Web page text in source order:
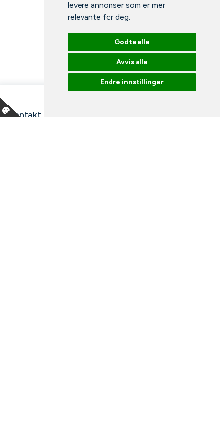
levere annonser som er mer
relevante for deg.
Godta alle
Avvis alle
Endre innstillinger
Kontakt oss